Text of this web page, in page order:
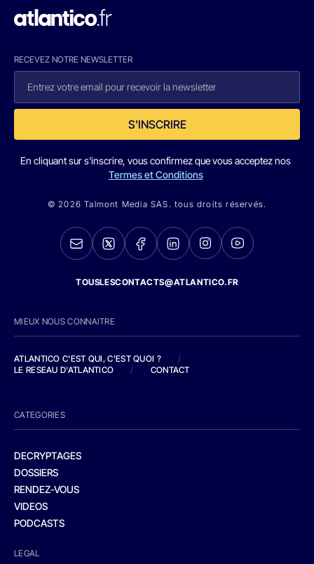
RECEVEZ NOTRE NEWSLETTER
S'INSCRIRE
En cliquant sur s'inscrire, vous confirmez que vous acceptez nos
Termes et Conditions
© 2026 Talmont Media SAS. tous droits réservés.
TOUSLESCONTACTS@ATLANTICO.FR
MIEUX NOUS CONNAITRE
ATLANTICO C'EST QUI, C'EST QUOI ?
/
LE RESEAU D'ATLANTICO
/ CONTACT
CATEGORIES
DECRYPTAGES
DOSSIERS
RENDEZ-VOUS
VIDEOS
PODCASTS
LEGAL